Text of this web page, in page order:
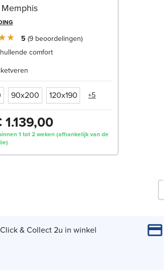
5 9 beoordelingen
comfort
90x200 120x190 +5
1 tot 2 weken (afhankelijk van de
Click & Collect 2u in winkel